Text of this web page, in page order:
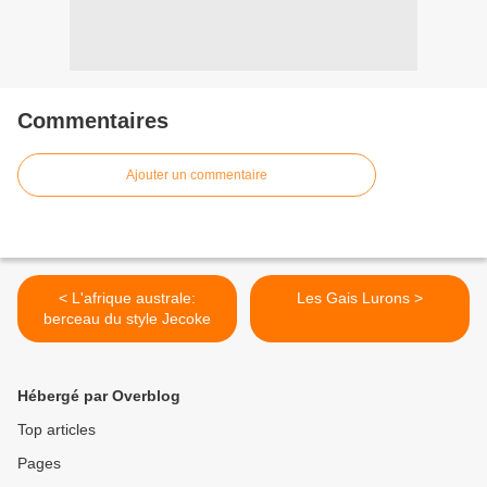
Commentaires
Ajouter un commentaire
< L'afrique australe:
berceau du style Jecoke
Les Gais Lurons >
Hébergé par Overblog
Top articles
Pages